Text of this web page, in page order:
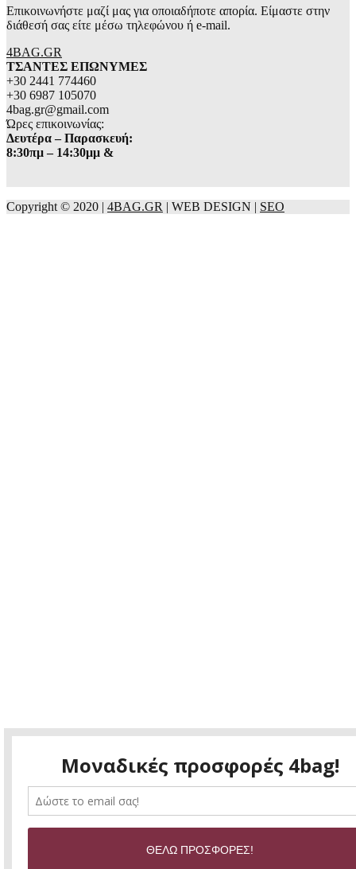
Επικοινωνήστε μαζί μας για οποιαδήποτε απορία. Είμαστε στην
διάθεσή σας είτε μέσω τηλεφώνου ή e-mail.
4BAG.GR
ΤΣΑΝΤΕΣ ΕΠΩΝΥΜΕΣ
+30 2441 774460
+30 6987 105070
4bag.gr@gmail.com
Ώρες επικοινωνίας:
Δευτέρα – Παρασκευή:
8:30πμ – 14:30μμ &
Copyright © 2020 | 4BAG.GR | WEB DESIGN | SEO